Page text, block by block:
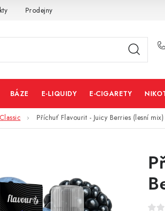
Prodejny
BÁZE E-LIQUIDY E-CIGARETY
Příchuť Flavourit - Juicy Berries (lesní